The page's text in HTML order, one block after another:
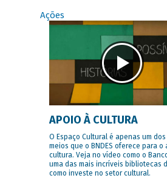
Ações
APOIO À CULTURA
O Espaço Cultural é apenas um dos
meios que o BNDES oferece para o
cultura. Veja no vídeo como o
uma das mais incríveis bibliotecas
como investe no setor cultural.